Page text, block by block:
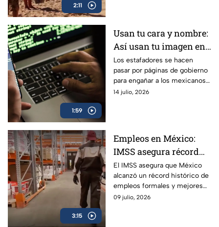
2:11
1:59
Usan tu cara y nombre:
Así usan tu imagen en
redes sociales para
hacer fraudes en
México
Los estafadores se hacen
pasar por páginas de gobierno
para engañar a los mexicanos y
quitarles su dinero; esta es la
14 julio, 2026
3:15
Empleos en México:
IMSS asegura récord
histórico, pero
encuesta revela
condiciones laborales
críticas
El IMSS asegura que México
alcanzó un récord histórico de
empleos formales y mejores
salarios, mientras cifras del
09 julio, 2026